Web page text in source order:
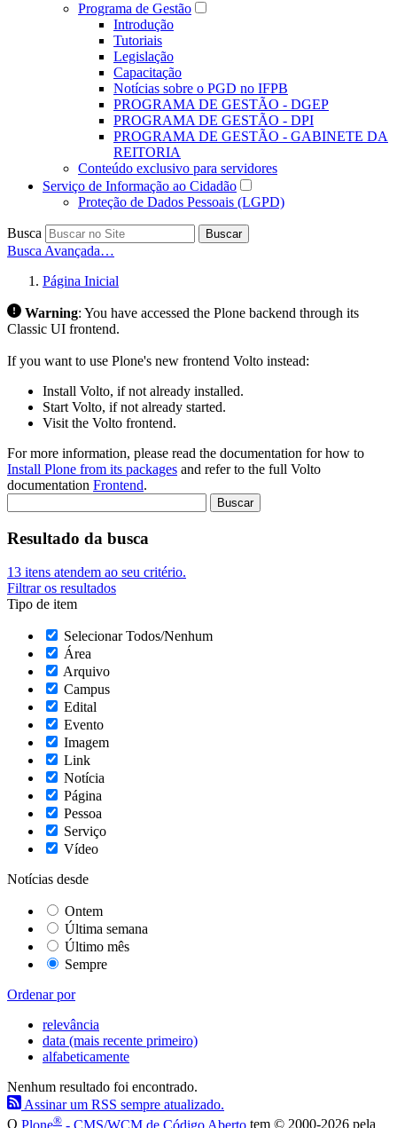
Programa de Gestão
Introdução
Tutoriais
Legislação
Capacitação
Notícias sobre o PGD no IFPB
PROGRAMA DE GESTÃO - DGEP
PROGRAMA DE GESTÃO - DPI
PROGRAMA DE GESTÃO - GABINETE DA
REITORIA
Conteúdo exclusivo para servidores
Serviço de Informação ao Cidadão
Proteção de Dados Pessoais (LGPD)
Busca Buscar
Busca Avançada…
Página Inicial
Warning: You have accessed the Plone backend through its
Classic UI frontend.
If you want to use Plone's new frontend Volto instead:
Install Volto, if not already installed.
Start Volto, if not already started.
Visit the Volto frontend.
For more information, please read the documentation for how to
Install Plone from its packages and refer to the full Volto
documentation Frontend.
Resultado da busca
13 itens atendem ao seu critério.
Filtrar os resultados
Tipo de item
Selecionar Todos/Nenhum
Área
Arquivo
Campus
Edital
Evento
Imagem
Link
Notícia
Página
Pessoa
Serviço
Vídeo
Notícias desde
Ontem
Última semana
Último mês
Sempre
Ordenar por
relevância
data (mais recente primeiro)
alfabeticamente
Nenhum resultado foi encontrado.
Assinar um RSS sempre atualizado.
O Plone® - CMS/WCM de Código Aberto tem © 2000-2026 pela